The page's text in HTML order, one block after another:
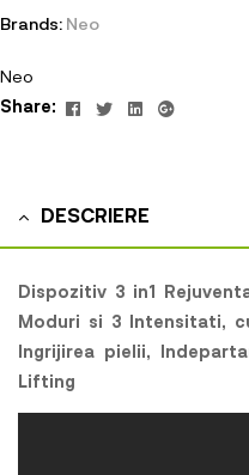
Brands: Neo
Neo
Share:
Facebook
TwitterLinkedin
Google+
DESCRIERE
Dispozitiv 3 in1
Moduri si 3 Intensitati,
Ingrijirea pielii,
Lifting